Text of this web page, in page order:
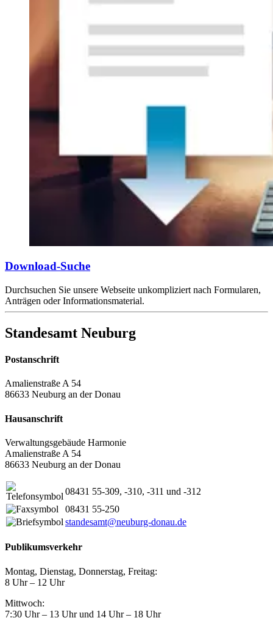
Download-Suche
Durchsuchen Sie unsere Webseite unkompliziert nach Formularen,
Anträgen oder Informationsmaterial.
Standesamt Neuburg
Postanschrift
Amalienstraße A 54
86633 Neuburg an der Donau
Hausanschrift
Verwaltungsgebäude Harmonie
Amalienstraße A 54
86633 Neuburg an der Donau
08431 55-309, -310, -311 und -312
08431 55-250
standesamt@neuburg-donau.de
Publikumsverkehr
Montag, Dienstag, Donnerstag, Freitag:
8 Uhr – 12 Uhr
Mittwoch:
7:30 Uhr – 13 Uhr und 14 Uhr – 18 Uhr